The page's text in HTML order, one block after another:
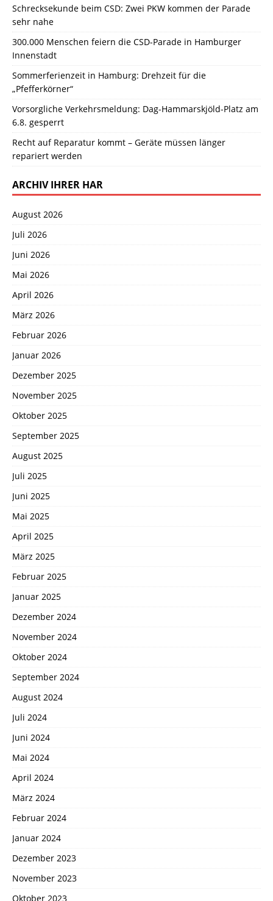
Schrecksekunde beim CSD: Zwei PKW kommen der Parade
sehr nahe
300.000 Menschen feiern die CSD-Parade in Hamburger
Innenstadt
Sommerferienzeit in Hamburg: Drehzeit für die
„Pfefferkörner“
Vorsorgliche Verkehrsmeldung: Dag-Hammarskjöld-Platz am
6.8. gesperrt
Recht auf Reparatur kommt – Geräte müssen länger
repariert werden
ARCHIV IHRER HAR
August 2026
Juli 2026
Juni 2026
Mai 2026
April 2026
März 2026
Februar 2026
Januar 2026
Dezember 2025
November 2025
Oktober 2025
September 2025
August 2025
Juli 2025
Juni 2025
Mai 2025
April 2025
März 2025
Februar 2025
Januar 2025
Dezember 2024
November 2024
Oktober 2024
September 2024
August 2024
Juli 2024
Juni 2024
Mai 2024
April 2024
März 2024
Februar 2024
Januar 2024
Dezember 2023
November 2023
Oktober 2023